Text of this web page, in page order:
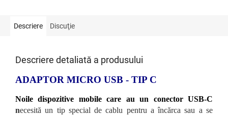
Descriere Discuţie
Descriere detaliată a produsului
ADAPTOR MICRO USB - TIP C
Noile dispozitive mobile care au un conector USB-C
necesită un tip special de cablu pentru a încărca sau a se